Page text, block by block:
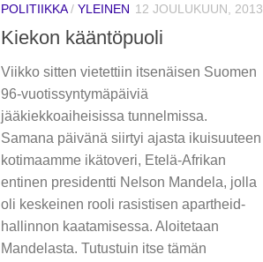
POLITIIKKA/ YLEINEN 12 JOULUKUUN, 2013
Kiekon kääntöpuoli
Viikko sitten vietettiin itsenäisen Suomen
96-vuotissyntymäpäiviä
jääkiekkoaiheisissa tunnelmissa.
Samana päivänä siirtyi ajasta ikuisuuteen
kotimaamme ikätoveri, Etelä-Afrikan
entinen presidentti Nelson Mandela, jolla
oli keskeinen rooli rasistisen apartheid-
hallinnon kaatamisessa. Aloitetaan
Mandelasta. Tutustuin itse tämän